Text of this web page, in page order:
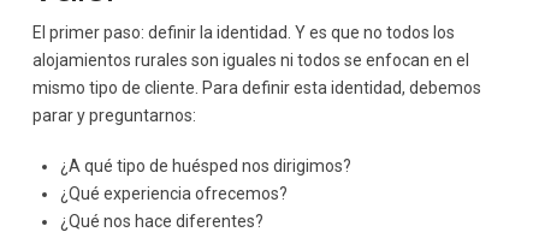
El primer paso: definir la identidad. Y es que no todos los
alojamientos rurales son iguales ni todos se enfocan en el
mismo tipo de cliente. Para definir esta identidad, debemos
parar y preguntarnos:
¿A qué tipo de huésped nos dirigimos?
¿Qué experiencia ofrecemos?
¿Qué nos hace diferentes?